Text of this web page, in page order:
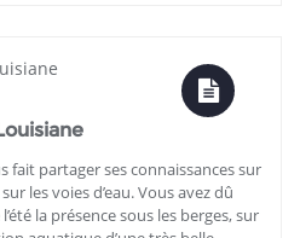
fait partager ses connaissances sur
les voies d’eau. Vous avez dû
la présence sous les berges, sur